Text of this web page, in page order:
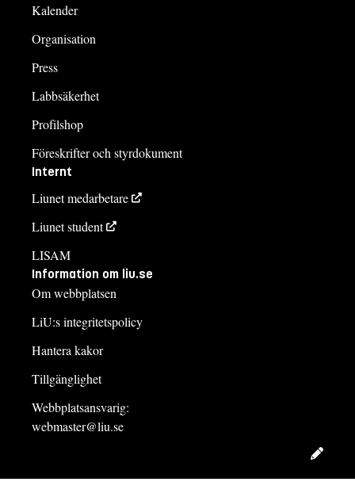
Kalender
Organisation
Press
Labbsäkerhet
Profilshop
Föreskrifter och styrdokument
Internt
Liunet medarbetare
Liunet student
LISAM
Information om liu.se
Om webbplatsen
LiU:s integritetspolicy
Hantera kakor
Tillgänglighet
Webbplatsansvarig:
webmaster@liu.se